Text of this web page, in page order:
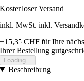
Kostenloser Versand
inkl. MwSt. inkl.
+15,35 CHF für Ihre
Ihrer Bestellung
Loading...
Beschreibung